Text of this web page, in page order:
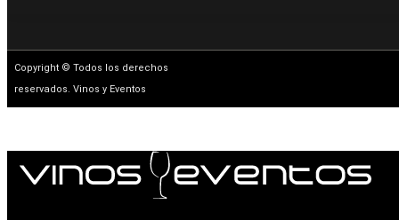
Copyright © Todos los derechos
reservados. Vinos y Eventos